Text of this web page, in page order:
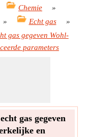
Chemie
»
» Echt gas
»
gas gegeven Wohl-
parameters
gas gegeven
en